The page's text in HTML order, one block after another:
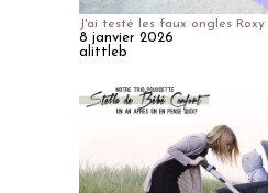
J'ai testé les faux ongles
8 janvier 2026
alittleb